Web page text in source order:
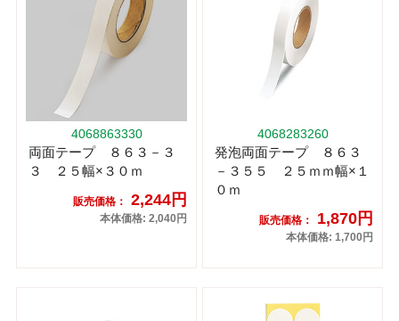
4068863330
両面テープ ８６３－３
３ ２５幅×３０ｍ
販売価格： 2,244円
本体価格: 2,040円
4068283260
発泡両面テープ ８６３
－３５５ ２５ｍｍ幅×１
０ｍ
販売価格： 1,870円
本体価格: 1,700円